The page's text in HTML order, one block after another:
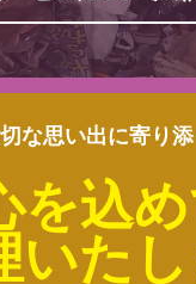
な思い出に寄り
を込
いた